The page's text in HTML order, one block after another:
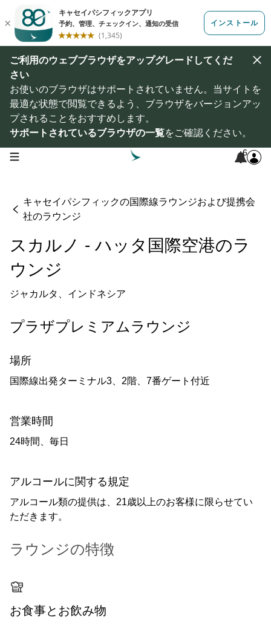
ご利用のウェブブラウザをアップグレードしてくだ
さい
お使いのブラウザはサポートされていません。当サイトを
最適な状態で閲覧できるよう、ブラウザをバージョンアッ
プされることをおすすめします。
サポートされているブラウザの一覧をご確認ください。
open navigation menu 6
キャセイパシフィックの国際線ラウンジおよび提携会
社のラウンジ
スカルノ - ハッタ国際空港のラ
ウンジ
ジャカルタ、インドネシア
プラザプレミアムラウンジ
場所
国際線出発ターミナル3、2階、7番ゲート付近
営業時間
24時間、毎日
アルコールに関する規定
アルコール類の提供は、21歳以上のお客様に限らせてい
ただきます。
ラウンジの特徴
お食事とお飲み物